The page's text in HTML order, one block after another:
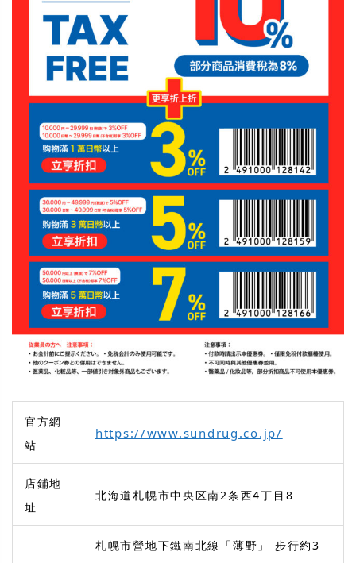
官方網
站
https://www.sundrug.co.jp/
店鋪地
址
北海道札幌市中央区南2条西4丁目8
札幌市營地下鐵南北線「薄野」 步行約3